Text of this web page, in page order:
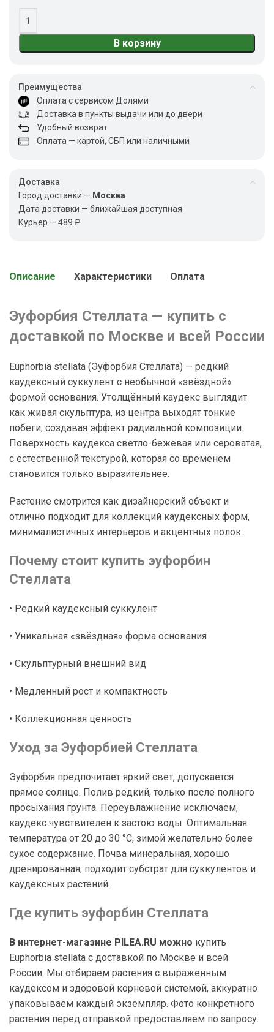
В корзину
Преимущества
Оплата с сервисом Долями
Доставка в пункты выдачи или до двери
Удобный возврат
Оплата — картой, СБП или наличными
Доставка
Город доставки — Москва
Дата доставки — ближайшая доступная
Курьер — 489 ₽
Описание Характеристики Оплата
Эуфорбия Стеллата — купить с
доставкой по Москве и всей России
Euphorbia stellata (Эуфорбия Стеллата) — редкий
каудексный суккулент с необычной «звёздной»
формой основания. Утолщённый каудекс выглядит
как живая скульптура, из центра выходят тонкие
побеги, создавая эффект радиальной композиции.
Поверхность каудекса светло-бежевая или сероватая,
с естественной текстурой, которая со временем
становится только выразительнее.
Растение смотрится как дизайнерский объект и
отлично подходит для коллекций каудексных форм,
минималистичных интерьеров и акцентных полок.
Почему стоит купить эуфорбин
Стеллата
• Редкий каудексный суккулент
• Уникальная «звёздная» форма основания
• Скульптурный внешний вид
• Медленный рост и компактность
• Коллекционная ценность
Уход за Эуфорбией Стеллата
Эуфорбия предпочитает яркий свет, допускается
прямое солнце. Полив редкий, только после полного
просыхания грунта. Переувлажнение исключаем,
каудекс чувствителен к застою воды. Оптимальная
температура от 20 до 30 °C, зимой желательно более
сухое содержание. Почва минеральная, хорошо
дренированная, подходит субстрат для суккулентов и
каудексных растений.
Где купить эуфорбин Стеллата
В интернет-магазине PILEA.RU можно купить
Euphorbia stellata с доставкой по Москве и всей
России. Мы отбираем растения с выраженным
каудексом и здоровой корневой системой, аккуратно
упаковываем каждый экземпляр. Фото конкретного
растения перед отправкой предоставляем по запросу.